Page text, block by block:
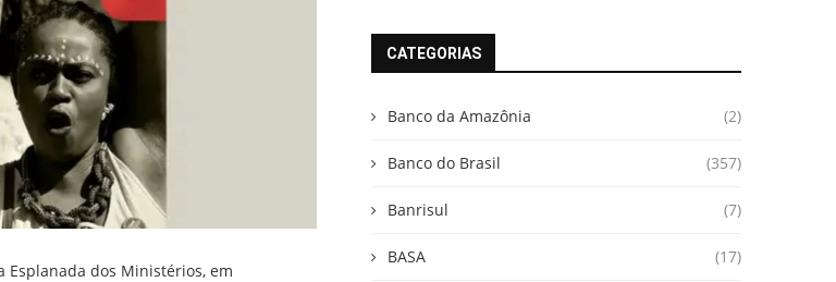
Esplanada dos Ministérios, em
CATEGORIAS
Banco da Amazônia (2)
Banco do Brasil (357)
Banrisul (7)
BASA (17)